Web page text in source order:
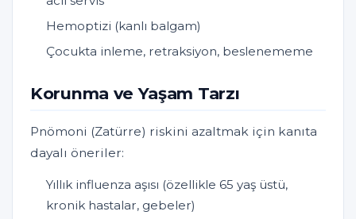
Hemoptizi (kanlı balgam)
Çocukta inleme, retraksiyon, beslenememe
Korunma ve Yaşam Tarzı
Pnömoni (Zatürre) riskini azaltmak için kanıta
dayalı öneriler:
Yıllık influenza aşısı (özellikle 65 yaş üstü,
kronik hastalar, gebeler)